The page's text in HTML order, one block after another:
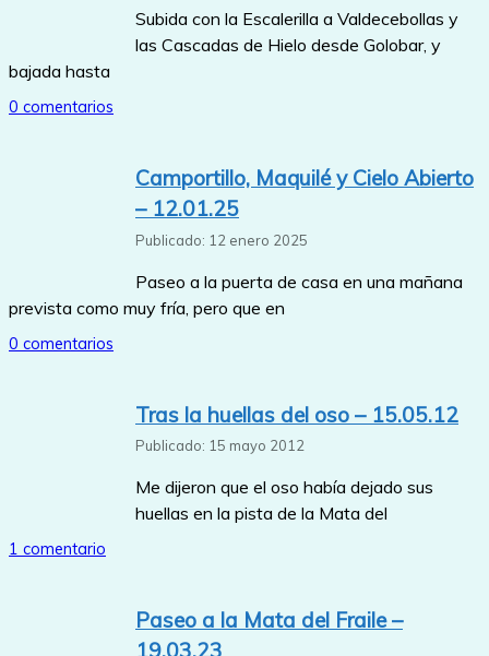
Subida con la Escalerilla a Valdecebollas y
las Cascadas de Hielo desde Golobar, y
bajada hasta
0 comentarios
Camportillo, Maquilé y Cielo Abierto
– 12.01.25
Publicado: 12 enero 2025
Paseo a la puerta de casa en una mañana
prevista como muy fría, pero que en
0 comentarios
Tras la huellas del oso – 15.05.12
Publicado: 15 mayo 2012
Me dijeron que el oso había dejado sus
huellas en la pista de la Mata del
1 comentario
Paseo a la Mata del Fraile –